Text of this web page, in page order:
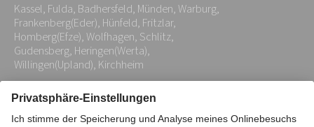
*
Kassel, Fulda, Badhersfeld, Münden, Warburg,
Frankenberg(Eder), Hünfeld, Fritzlar,
Homberg(Efze), Wolfhagen, Schlitz,
Gudensberg, Heringen(Werta),
Willingen(Upland), Kirchheim
Impressum Datenschutz Stiftung